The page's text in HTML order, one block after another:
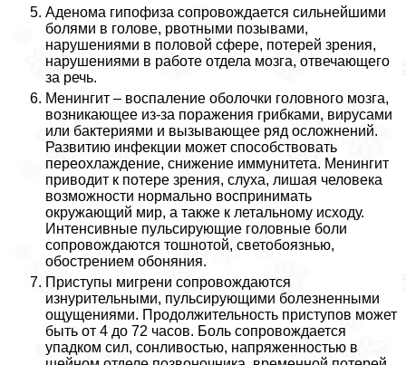
Аденома гипофиза сопровождается сильнейшими
болями в голове, рвотными позывами,
нарушениями в пoлoвoй сфере, потерей зрения,
нарушениями в работе отдела мозга, отвечающего
за речь.
Менингит – воспаление оболочки головного мозга,
возникающее из-за поражения грибками, вирусами
или бактериями и вызывающее ряд осложнений.
Развитию инфекции может способствовать
переохлаждение, снижение иммунитета. Менингит
приводит к потере зрения, слуха, лишая человека
возможности нормально воспринимать
окружающий мир, а также к летальному исходу.
Интенсивные пульсирующие головные боли
сопровождаются тошнотой, светобоязнью,
обострением обоняния.
Приступы мигрени сопровождаются
изнурительными, пульсирующими болезненными
ощущениями. Продолжительность приступов может
быть от 4 до 72 часов. Боль сопровождается
упадком сил, сонливостью, напряженностью в